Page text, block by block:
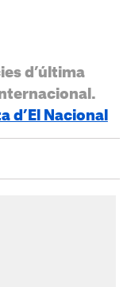
d’última
d’El Nacional